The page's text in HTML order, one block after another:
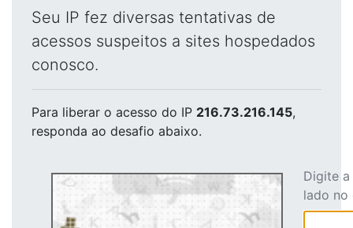
Seu IP fez diversas tentativas de
acessos suspeitos a sites hospedados
conosco.
Para liberar o acesso do IP 216.73.216.145,
responda ao desafio abaixo.
Digite
lado no